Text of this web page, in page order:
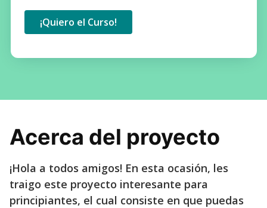
¡Quiero el Curso!
Acerca del proyecto
¡Hola a todos amigos! En esta ocasión, les
traigo este proyecto interesante para
principiantes, el cual consiste en que puedas